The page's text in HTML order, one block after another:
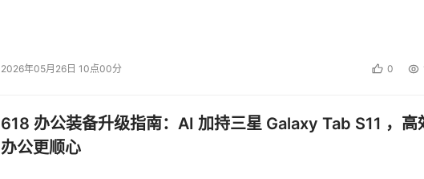
2026年05月26日 10点00分 0
618 办公装备升级指南：AI 加持三星 Galaxy Tab S11 ，高
办公更顺心